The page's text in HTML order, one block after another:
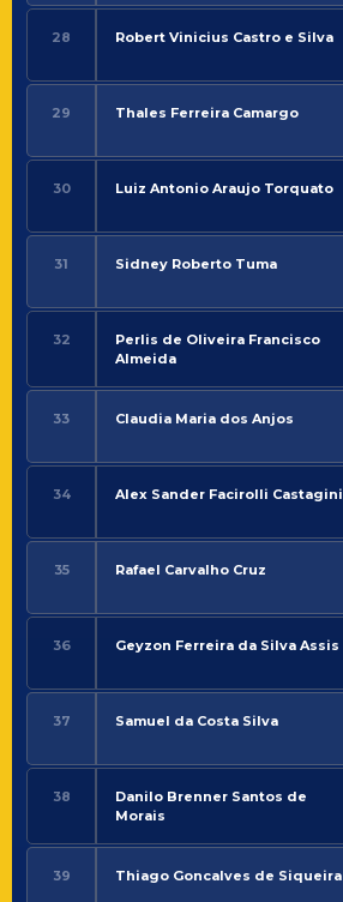
28 Robert Vinicius Castro e Silva
29 Thales Ferreira Camargo
30 Luiz Antonio Araujo Torquato
31 Sidney Roberto Tuma
32
Perlis de Oliveira Francisco
Almeida
33 Claudia Maria dos Anjos
34 Alex Sander Facirolli Castagini
35 Rafael Carvalho Cruz
36 Geyzon Ferreira da Silva Assis
37 Samuel da Costa Silva
38
Danilo Brenner Santos de
Morais
39 Thiago Goncalves de Siqueira